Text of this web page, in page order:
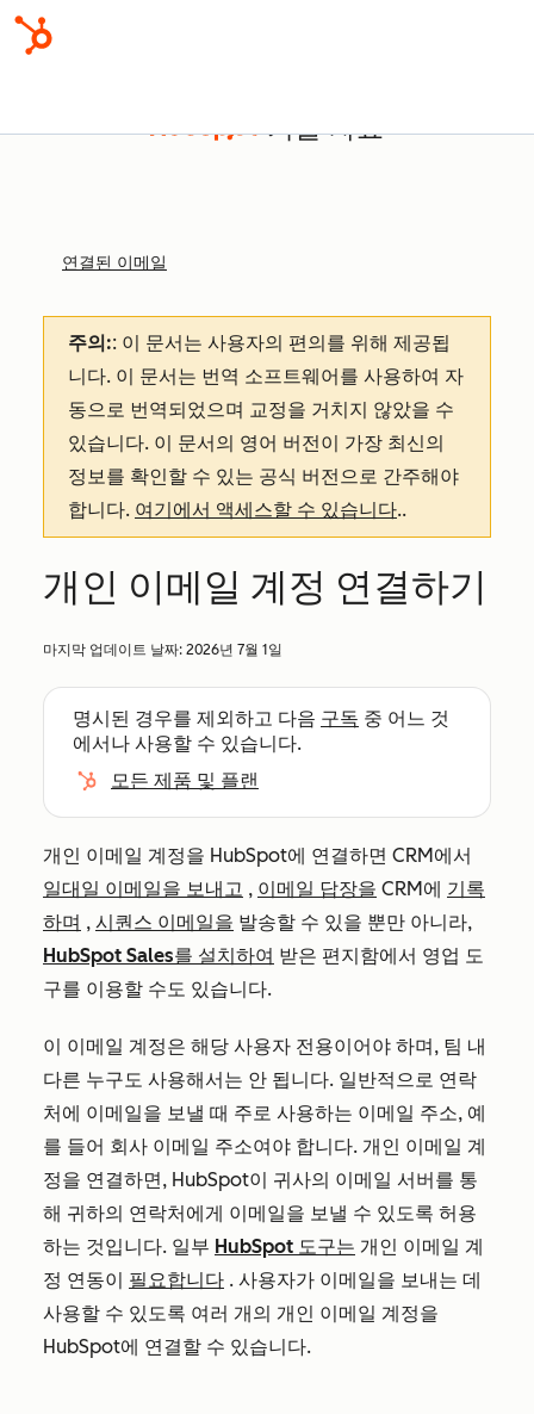
기술 자료
연결된 이메일
주의:: 이 문서는 사용자의 편의를 위해 제공됩
니다. 이 문서는 번역 소프트웨어를 사용하여 자
동으로 번역되었으며 교정을 거치지 않았을 수
있습니다. 이 문서의 영어 버전이 가장 최신의
정보를 확인할 수 있는 공식 버전으로 간주해야
합니다. 여기에서 액세스할 수 있습니다..
개인 이메일 계정 연결하기
마지막 업데이트 날짜: 2026년 7월 1일
명시된 경우를 제외하고 다음 구독 중 어느 것
에서나 사용할 수 있습니다.
모든 제품 및 플랜
개인 이메일 계정을 HubSpot에 연결하면 CRM에서
일대일 이메일을 보내고 , 이메일 답장을 CRM에 기록
하며 , 시퀀스 이메일을 발송할 수 있을 뿐만 아니라,
HubSpot Sales를 설치하여 받은 편지함에서 영업 도
구를 이용할 수도 있습니다.
이 이메일 계정은 해당 사용자 전용이어야 하며, 팀 내
다른 누구도 사용해서는 안 됩니다. 일반적으로 연락
처에 이메일을 보낼 때 주로 사용하는 이메일 주소, 예
를 들어 회사 이메일 주소여야 합니다. 개인 이메일 계
정을 연결하면, HubSpot이 귀사의 이메일 서버를 통
해 귀하의 연락처에게 이메일을 보낼 수 있도록 허용
하는 것입니다. 일부 HubSpot 도구는 개인 이메일 계
정 연동이 필요합니다 . 사용자가 이메일을 보내는 데
사용할 수 있도록 여러 개의 개인 이메일 계정을
HubSpot에 연결할 수 있습니다.